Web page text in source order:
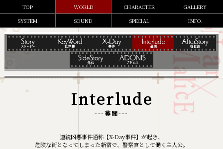
TOP WORLD CHARACTER
GALLERY
SYSTEM
SOUND SPECIAL INFO.
Interlude
---幕間---
連続凶悪事件――通称【X-Day事件】が起き、
危険な街となってしまった新宿で、警察官として働く主人公。